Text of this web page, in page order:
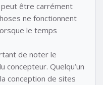
être carrément
ne fonctionnent
le temps
de noter le
concepteur. Quelqu’un
conception de sites